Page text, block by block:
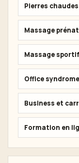
Pierres chaudes
Massage
Massage sportif
Office syndrome
Business et
Formation en